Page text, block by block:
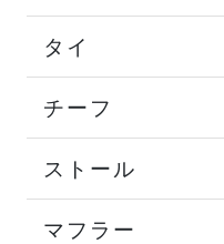
タイ
チーフ
ストール
マフラー